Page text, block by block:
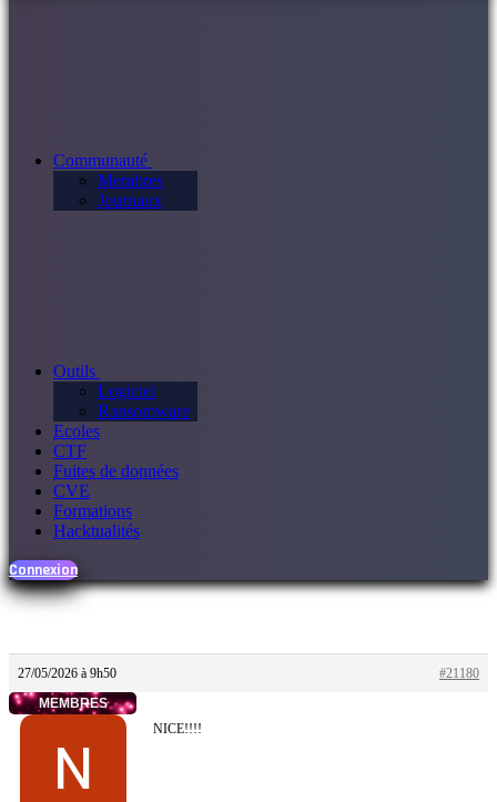
Communauté
Membres
Journaux
Outils
Logiciel
Ransomware
Ecoles
CTF
Fuites de données
CVE
Formations
Hacktualités
Connexion
27/05/2026 à 9h50
#21180
MEMBRES
NICE!!!!